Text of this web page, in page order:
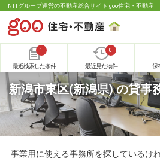
NTTグループ運営の不動産総合サイト goo住宅・不動産
1
最近検索した条件
0
最近見た物件 保
新潟市東区(新潟県) の貸事
事業用に使える事務所を探しているけ